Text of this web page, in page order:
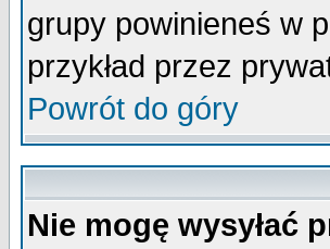
grupy powinieneś w
przykład przez
Powrót do góry
Nie mogę wysyłać